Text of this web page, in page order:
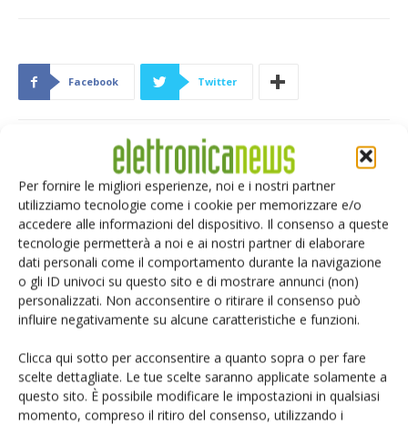
Per fornire le migliori esperienze, noi e i nostri partner
utilizziamo tecnologie come i cookie per memorizzare e/o
accedere alle informazioni del dispositivo. Il consenso a queste
tecnologie permetterà a noi e ai nostri partner di elaborare
dati personali come il comportamento durante la navigazione
o gli ID univoci su questo sito e di mostrare annunci (non)
personalizzati. Non acconsentire o ritirare il consenso può
influire negativamente su alcune caratteristiche e funzioni.
Clicca qui sotto per acconsentire a quanto sopra o per fare
scelte dettagliate. Le tue scelte saranno applicate solamente a
questo sito. È possibile modificare le impostazioni in qualsiasi
momento, compreso il ritiro del consenso, utilizzando i
Facebook Twitter
ALTRO DALL'AUTORE
eGaN per convertitori DC-DC: EPC
accelera
Microchip lancia il midspan PoE
industriale PD-9601GCI da 90W
Infineon e LS Electric alleate sulla
corrente continua per i data center AI